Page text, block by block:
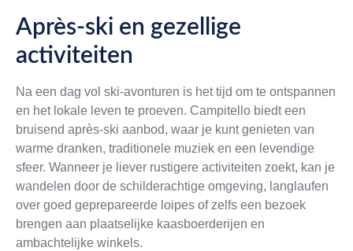
Après-ski en gezellige
activiteiten
Na een dag vol ski-avonturen is het tijd om te ontspannen
en het lokale leven te proeven. Campitello biedt een
bruisend après-ski aanbod, waar je kunt genieten van
warme dranken, traditionele muziek en een levendige
sfeer. Wanneer je liever rustigere activiteiten zoekt, kan je
wandelen door de schilderachtige omgeving, langlaufen
over goed geprepareerde loipes of zelfs een bezoek
brengen aan plaatselijke kaasboerderijen en
ambachtelijke winkels.